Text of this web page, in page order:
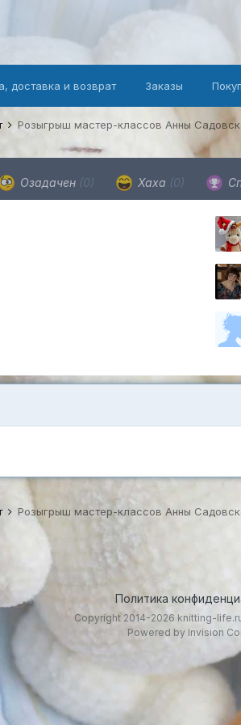
доставка и возврат Заказы
Розыгрыш мастер-классов Анны
Озадачен (0) Хаха (0)
Розыгрыш мастер-классов Анны
Политика
Copyright 2014-2026 knitting-
Powered by Invision